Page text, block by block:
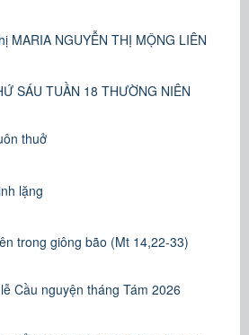
MARIA NGUYỄN THỊ MỘNG LIÊN
SÁU TUẦN 18 THƯỜNG NIÊN
thuở
lặng
trong giông bão (Mt 14,22-33)
Cầu nguyện tháng Tám 2026